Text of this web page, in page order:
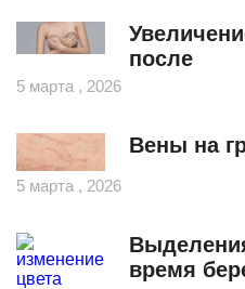
после
5 марта , 2026
Вены на
5 марта , 2026
время